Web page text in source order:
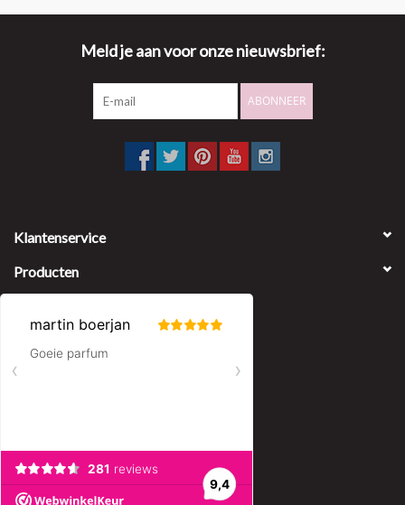
Meld je aan voor onze nieuwsbrief:
ABONNEER
Klantenservice
Producten